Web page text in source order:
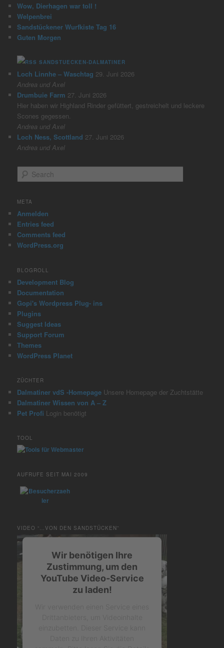
Wow, Dierhagen war toll !
Welpenbrei
Sandstückener Wurfkiste Tag 16
Guten Morgen
SANDSTUECKEN-DALMATINER
Loch Linnhe – Waschtag 29. Juni 2026
Andrea und Axel
Drumbuie Farm 27. Juni 2026
Hier haben wir Highland Rinder gefüttert, gestreichelt und leckere
Scones gegessen.
Andrea und Axel
Loch Ness, Scottland 27. Juni 2026
Andrea und Axel
e
r
h
META
Anmelden
Entries feed
Comments feed
WordPress.org
BLOGROLL
Development Blog
Documentation
Gopi's Wordpress Plug- ins
Plugins
Suggest Ideas
Support Forum
Themes
WordPress Planet
ZÜCHTER
Dalmatiner vdS -Homepage Unsere Homepage der Zuchtstätte
Dalmatiner Wissen von A – Z
Pet Profi Login benötigt
TOOL
AUFRUFE SEIT MAI 2009
VIDEO “…VON DEN SANDSTÜCKEN”
Wir benötigen Ihre
Zustimmung, um den
YouTube Video-Service
zu laden!